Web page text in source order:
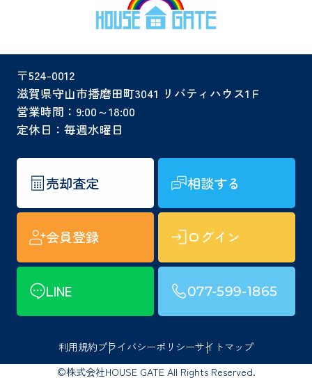
〒524-0012
滋賀県守山市播磨田町3041 リバティハウス1Ｆ
営業時間：9:00～18:00
定休日：毎週水曜日
売却査定 相談する
会員登録 ログイン
LINE 077-599-1865
利用規約プライバシーポリシーサイトマップ
©株式会社HOUSE GATE All Rights Reserved.